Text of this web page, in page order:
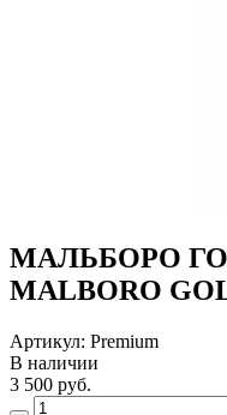
МАЛЬБОРО
MALBORO
Артикул: Premium
В наличии
3 500 руб.